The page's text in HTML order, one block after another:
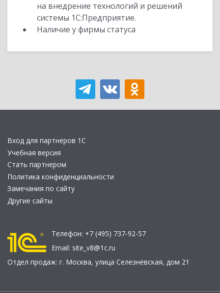
на внедрение технологий и решений
системы 1С:Предприятие.
Наличие у фирмы статуса
Вход для партнеров 1С
Учебная версия
Стать партнером
Политика конфиденциальности
Замечания по сайту
Другие сайты
Телефон: +7 (495) 737-92-57
Email: site_v8@1c.ru
Отдел продаж: г. Москва, улица Селезнёвская, дом 21